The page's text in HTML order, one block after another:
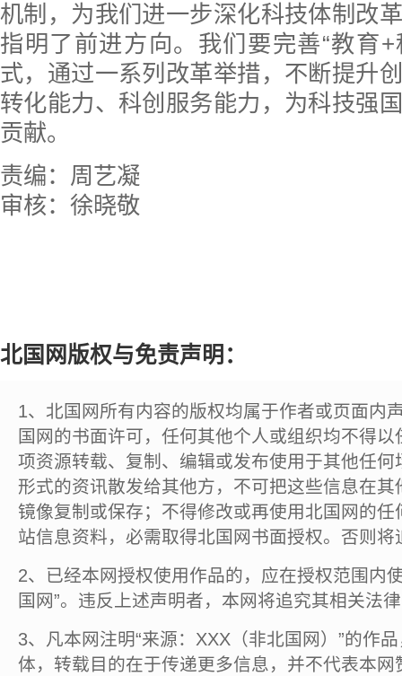
机制，为我们进一步深化科技体制改
指明了前进方向。我们要完善“教育
式，通过一系列改革举措，不断提升
转化能力、科创服务能力，为科技强
贡献。
责编：周艺凝
审核：徐晓敬
北国网版权与免责声明：
1、北国网所有内容的版权均属于作者或页面内
国网的书面许可，任何其他个人或组织均不得
项资源转载、复制、编辑或发布使用于其他任
形式的资讯散发给其他方，不可把这些信息在
镜像复制或保存；不得修改或再使用北国网的
站信息资料，必需取得北国网书面授权。否则将
2、已经本网授权使用作品的，应在授权范围内
国网”。违反上述声明者，本网将追究其相关法
3、凡本网注明“来源：XXX（非北国网）”的作
体，转载目的在于传递更多信息，并不代表本